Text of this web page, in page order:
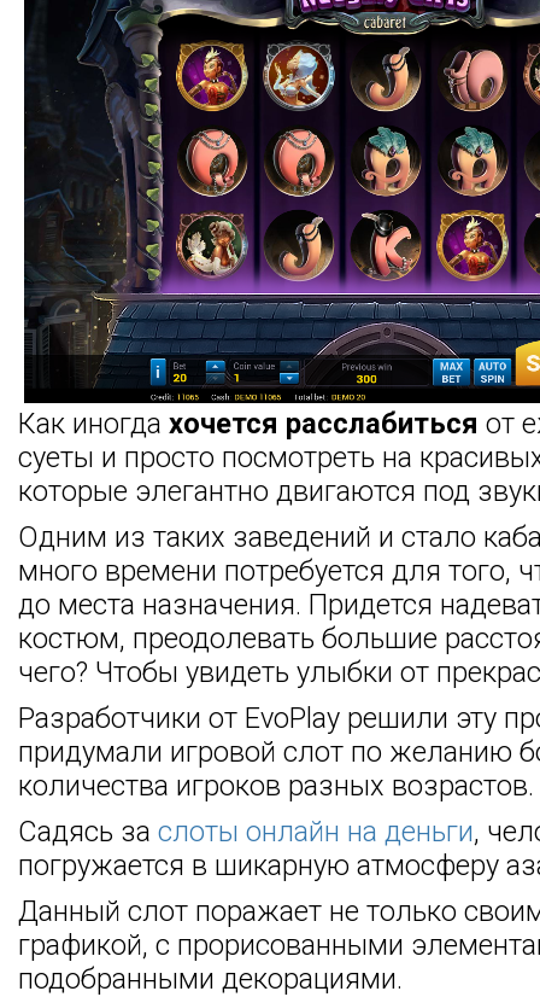
Как иногда хочется расслабиться от
суеты и просто посмотреть на
которые элегантно двигаются под
Одним из таких заведений и стало
много времени потребуется для того,
до места назначения. Придется
костюм, преодолевать большие
чего? Чтобы увидеть улыбки от
Разработчики от EvoPlay решили эту
придумали игровой слот по желанию
количества игроков разных возрастов.
Садясь за слоты онлайн на деньги,
погружается в шикарную атмосферу
Данный слот поражает не только
графикой, с прорисованными
подобранными декорациями.